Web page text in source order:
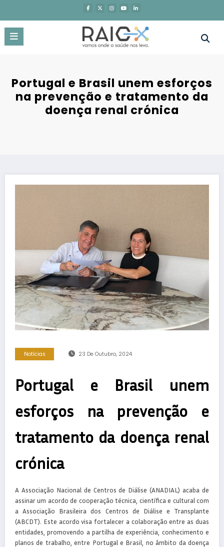
o
conteúdo
Portugal e Brasil unem esforços
na prevenção e tratamento da
doença renal crónica
Notícias 23 De Outubro, 2024
Portugal e Brasil unem
esforços na prevenção e
tratamento da doença renal
crónica
A Associação Nacional de Centros de Diálise (ANADIAL) acaba de
assinar um acordo de cooperação técnica, científica e cultural com
a Associação Brasileira dos Centros de Diálise e Transplante
(ABCDT). Este acordo visa fortalecer a colaboração entre as duas
entidades, promovendo a partilha de experiência, conhecimento e
planos de trabalho, entre Portugal e Brasil, no âmbito da doença